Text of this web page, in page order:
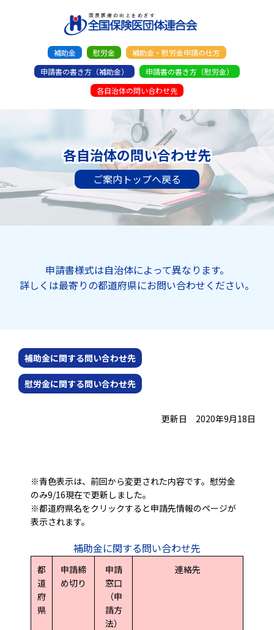
補助金 慰労金
補助金・慰労金申請の仕方
申請書の書き方（補助金）
申請書の書き方（慰労金）
各自治体の問い合わせ先
各自治体の問い合わせ先
ご案内トップへ戻る
申請書様式は自治体によって異なります。
詳しくは最寄りの都道府県にお問い合わせください。
補助金に関する問い合わせ先
慰労金に関する問い合わせ先
更新日 2020年9月18日
※青色表示は、前回から変更された内容です。慰労金
のみ9/16現在で更新しました。
※都道府県名をクリックすると申請先情報のページが
表示されます。
補助金に関する問い合わせ先
都
道
府
県
申請締
め切り
申請
窓口
（申
請方
法）
連絡先